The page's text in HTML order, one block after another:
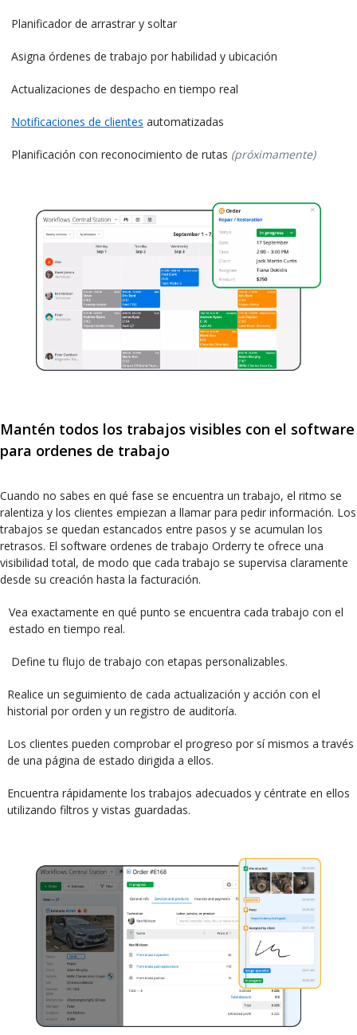
Planificador de arrastrar y soltar
Asigna órdenes de trabajo por habilidad y ubicación
Actualizaciones de despacho en tiempo real
Notificaciones de clientes automatizadas
Planificación con reconocimiento de rutas (próximamente)
Mantén todos los trabajos visibles con el software
para ordenes de trabajo
Cuando no sabes en qué fase se encuentra un trabajo, el ritmo se
ralentiza y los clientes empiezan a llamar para pedir información. Los
trabajos se quedan estancados entre pasos y se acumulan los
retrasos. El software ordenes de trabajo Orderry te ofrece una
visibilidad total, de modo que cada trabajo se supervisa claramente
desde su creación hasta la facturación.
Vea exactamente en qué punto se encuentra cada trabajo con el
estado en tiempo real.
Define tu flujo de trabajo con etapas personalizables.
Realice un seguimiento de cada actualización y acción con el
historial por orden y un registro de auditoría.
Los clientes pueden comprobar el progreso por sí mismos a través
de una página de estado dirigida a ellos.
Encuentra rápidamente los trabajos adecuados y céntrate en ellos
utilizando filtros y vistas guardadas.